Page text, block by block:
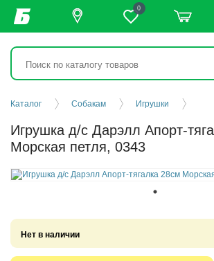
0
Каталог Собакам Игрушки
Игрушка д/с Дарэлл Апорт-
Морская петля, 0343
Нет в наличии